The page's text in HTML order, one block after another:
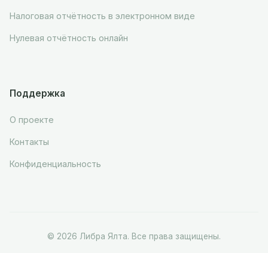
Налоговая отчётность в электронном виде
Нулевая отчётность онлайн
Поддержка
О проекте
Контакты
Конфиденциальность
© 2026 Либра Ялта. Все права защищены.